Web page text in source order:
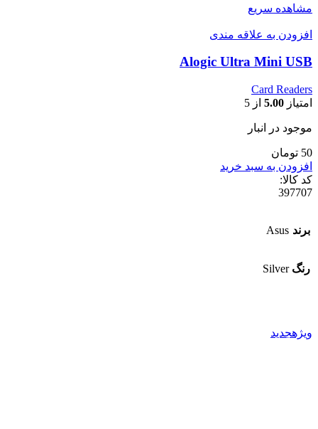
مشاهده سریع
افزودن به علاقه مندی
Alogic Ultra Mini USB
Card Readers
امتیاز 5.00 از 5
موجود در انبار
50 تومان
افزودن به سبد خرید
کد کالا:
397707
برند Asus
رنگ Silver
ویژهجدید